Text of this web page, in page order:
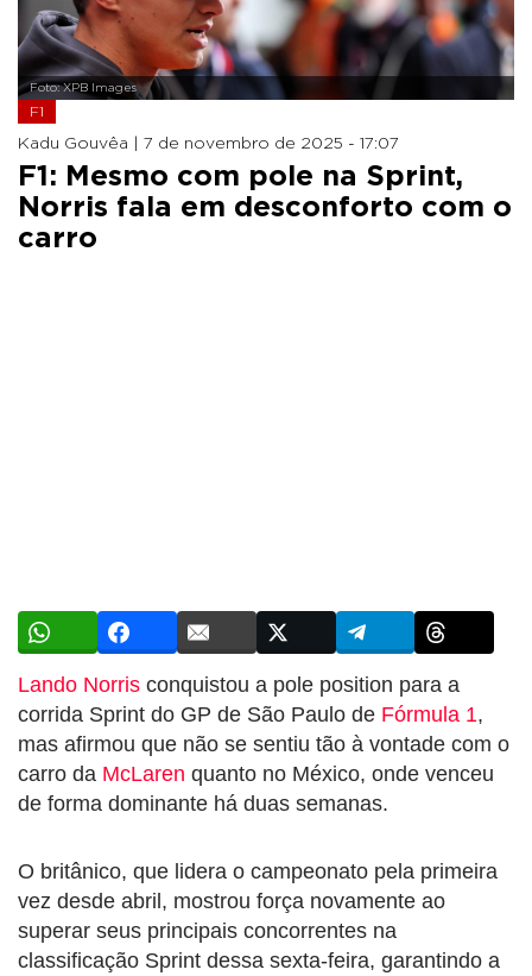
Foto: XPB Images
F1
Kadu Gouvêa | 7 de novembro de 2025 - 17:07
F1: Mesmo com pole na Sprint,
Norris fala em desconforto com o
carro
Lando Norris conquistou a pole position para a
corrida Sprint do GP de São Paulo de Fórmula 1,
mas afirmou que não se sentiu tão à vontade com o
carro da McLaren quanto no México, onde venceu
de forma dominante há duas semanas.
O britânico, que lidera o campeonato pela primeira
vez desde abril, mostrou força novamente ao
superar seus principais concorrentes na
classificação Sprint dessa sexta-feira, garantindo a